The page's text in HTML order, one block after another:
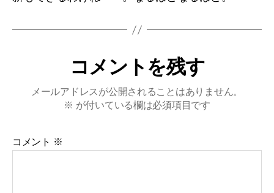
コメントを残す
メールアドレスが公開されることはありません。
※ が付いている欄は必須項目です
コメント ※